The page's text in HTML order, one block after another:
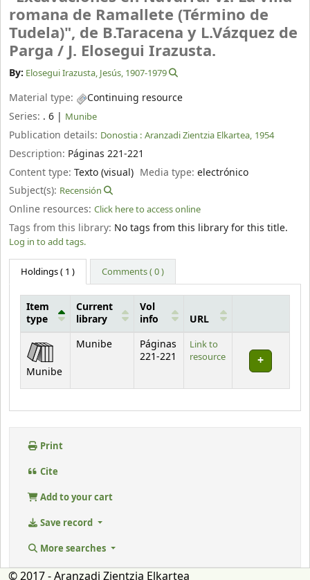
romana de Ramallete (Término de
Tudela)", de B.Taracena y L.Vázquez de
Parga / J. Elosegui Irazusta.
By: Elosegui Irazusta, Jesús, 1907-1979
Material type:
Continuing resource
Series: . 6 | Munibe
Publication details: Donostia : Aranzadi Zientzia Elkartea, 1954
Description: Páginas 221-221
Content type: Texto (visual) Media type:electrónico
Subject(s): Recensión
Online resources: Click here to access online
Tags from this library: No tags from this library for this title.
Log in to add tags.
Holdings( 1 ) Comments ( 0 )
Holdings
Item
type
Current
library
Vol
info
URL
Munibe
Munibe
Páginas
221-221
Link to
resource
Print
Cite
Add to your cart
Save record
More searches